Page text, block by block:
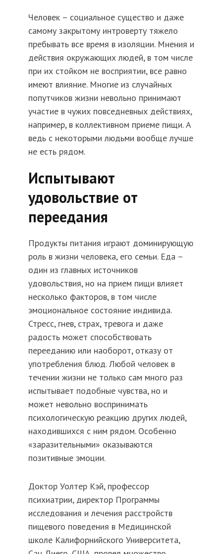
Человек – социальное существо и даже
самому закрытому интроверту тяжело
пребывать все время в изоляции. Мнения и
действия окружающих людей, в том числе
при их стойком не восприятии, все равно
имеют влияние. Многие из случайных
попутчиков жизни невольно принимают
участие в чужих повседневных действиях,
например, в коллективном приеме пищи. А
ведь с некоторыми людьми вообще лучше
не есть рядом.
Испытывают
удовольствие от
переедания
Продукты питания играют доминирующую
роль в жизни человека, его семьи. Еда –
один из главных источников
удовольствия, но на прием пищи влияет
несколько факторов, в том числе
эмоциональное состояние индивида.
Стресс, гнев, страх, тревога и даже
радость может способствовать
перееданию или наоборот, отказу от
употребления блюд. Любой человек в
течении жизни не только сам много раз
испытывает подобные чувства, но и
может невольно воспринимать
психологическую реакцию других людей,
находившихся с ним рядом. Особенно
«заразительными» оказываются
позитивные эмоции.
Доктор Уолтер Кэй, профессор
психиатрии, директор Программы
исследования и лечения расстройств
пищевого поведения в Медицинской
школе Калифорнийского Университета,